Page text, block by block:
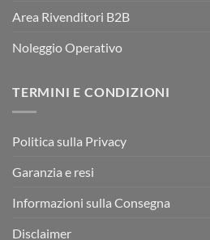
Area Rivenditori B2B
Noleggio Operativo
TERMINI E CONDIZIONI
Politica sulla Privacy
Garanzia e resi
Informazioni sulla Consegna
Disclaimer